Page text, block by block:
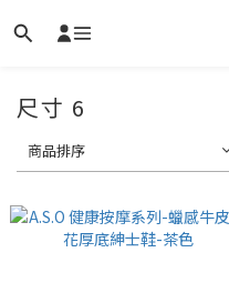
尺寸 6
商品排序